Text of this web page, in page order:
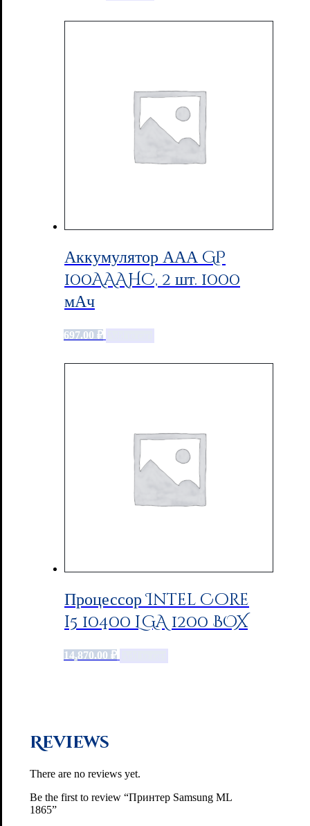
Аккумулятор ААА GP
100AAAHC, 2 шт. 1000
мАч
697.00 ₽
Процессор Intel Core
i5 10400 LGA 1200 BOX
14,870.00 ₽
Reviews
There are no reviews yet.
Be the first to review “Принтер Samsung ML
1865”